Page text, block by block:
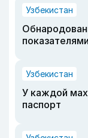
Узбекистан
Узбекистан
У каждой
паспорт